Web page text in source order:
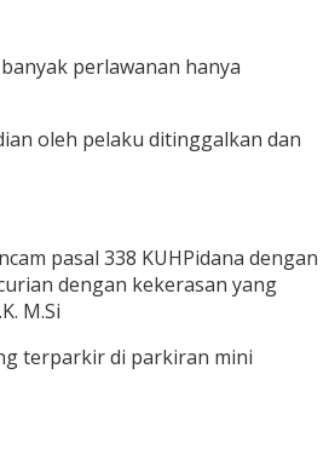
perlawanan hanya
oleh pelaku ditinggalkan dan
pasal 338 KUHPidana dengan
dengan kekerasan yang
M.Si
terparkir di parkiran mini